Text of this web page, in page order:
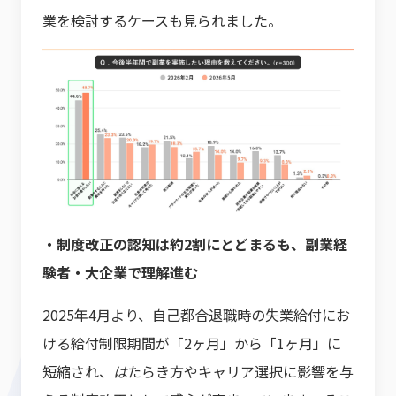
業を検討するケースも見られました。
・制度改正の認知は約2割にとどまるも、副業経
験者・大企業で理解進む
2025年4月より、自己都合退職時の失業給付にお
ける給付制限期間が「2ヶ月」から「1ヶ月」に
短縮され、 はたらき方やキャリア選択に影響を与